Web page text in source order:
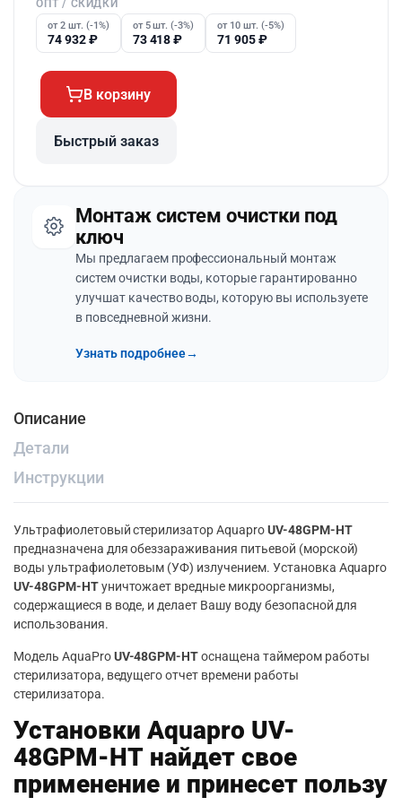
ОПТ / СКИДКИ
от 2 шт. (-1%)
74 932₽
от 5 шт. (-3%)
73 418₽
от 10 шт. (-5%)
71 905₽
В корзину
Быстрый заказ
Монтаж систем очистки под
ключ
Мы предлагаем профессиональный монтаж
систем очистки воды, которые гарантированно
улучшат качество воды, которую вы используете
в повседневной жизни.
Узнать подробнее→
Описание
Детали
Инструкции
Ультрафиолетовый стерилизатор AquaproUV-48GPM-HT
предназначена для обеззараживания питьевой (морской)
воды ультрафиолетовым (УФ) излучением. Установка Aquapro
UV-48GPM-HTуничтожает вредные микроорганизмы,
содержащиеся в воде, и делает Вашу воду безопасной для
использования.
Модель AquaProUV-48GPM-HTоснащена таймером работы
стерилизатора, ведущего отчет времени работы
стерилизатора.
Установки Aquapro UV-
48GPM-HT найдет свое
применение и принесет пользу